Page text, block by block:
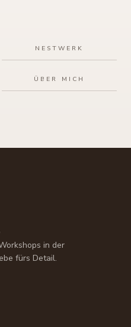
NESTWERK
ÜBER MICH
in der
fürs Detail.